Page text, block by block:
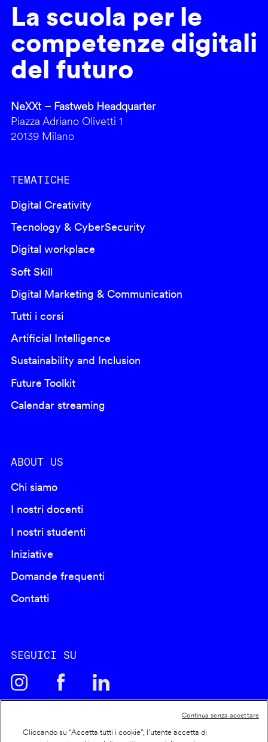
La scuola per le
competenze digitali
del futuro
NeXXt – Fastweb Headquarter
Piazza Adriano Olivetti 1
20139 Milano
TEMATICHE
Digital Creativity
Tecnology & CyberSecurity
Digital workplace
Soft Skill
Digital Marketing & Communication
Tutti i corsi
Artificial Intelligence
Sustainability and Inclusion
Future Toolkit
Calendar streaming
ABOUT US
Chi siamo
I nostri docenti
I nostri studenti
Iniziative
Domande frequenti
Contatti
SEGUICI SU
Cliccando su “Accetta tutti i cookie”, l'utente accetta di
Continua senza accettare